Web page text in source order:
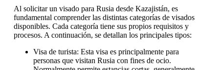
Al solicitar un visado para Rusia desde Kazajistán, es
fundamental comprender las distintas categorías de visados
disponibles. Cada categoría tiene sus propios requisitos y
procesos. A continuación, se detallan los principales tipos:
Visa de turista: Esta visa es principalmente para
personas que visitan Rusia con fines de ocio.